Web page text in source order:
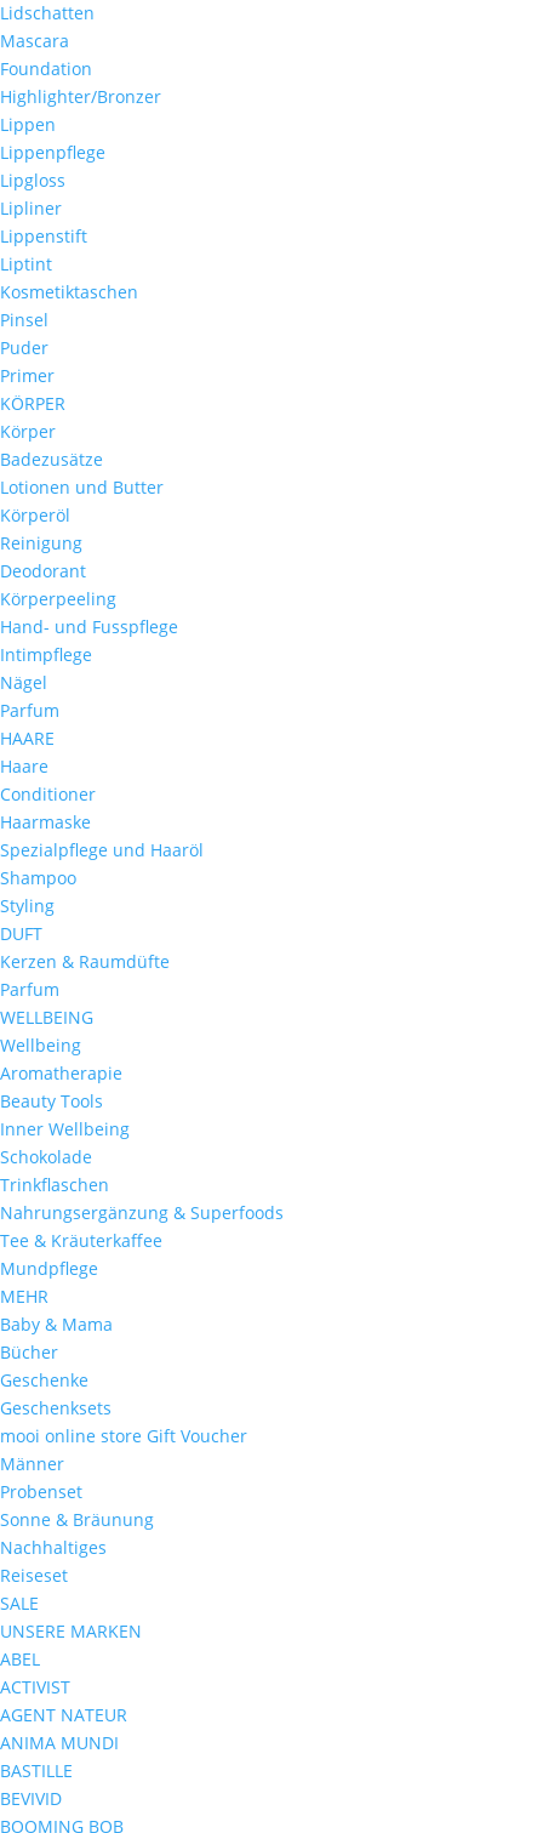
Lidschatten
Mascara
Foundation
Highlighter/Bronzer
Lippen
Lippenpflege
Lipgloss
Lipliner
Lippenstift
Liptint
Kosmetiktaschen
Pinsel
Puder
Primer
KÖRPER
Körper
Badezusätze
Lotionen und Butter
Körperöl
Reinigung
Deodorant
Körperpeeling
Hand- und Fusspflege
Intimpflege
Nägel
Parfum
HAARE
Haare
Conditioner
Haarmaske
Spezialpflege und Haaröl
Shampoo
Styling
DUFT
Kerzen & Raumdüfte
Parfum
WELLBEING
Wellbeing
Aromatherapie
Beauty Tools
Inner Wellbeing
Schokolade
Trinkflaschen
Nahrungsergänzung & Superfoods
Tee & Kräuterkaffee
Mundpflege
MEHR
Baby & Mama
Bücher
Geschenke
Geschenksets
mooi online store Gift Voucher
Männer
Probenset
Sonne & Bräunung
Nachhaltiges
Reiseset
SALE
UNSERE MARKEN
ABEL
ACTIVIST
AGENT NATEUR
ANIMA MUNDI
BASTILLE
BEVIVID
BOOMING BOB